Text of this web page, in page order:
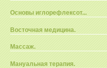
Основы иглорефлексот...
Восточная медицина.
Массаж.
Мануальная терапия.